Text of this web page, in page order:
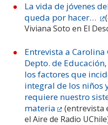
La vida de jóvenes
queda por hacer…
Viviana Soto en El
Entrevista a
Depto. de
los factores que
integral de los niños
requiere nuestro
materia
(entrevista
el Aire de Radio